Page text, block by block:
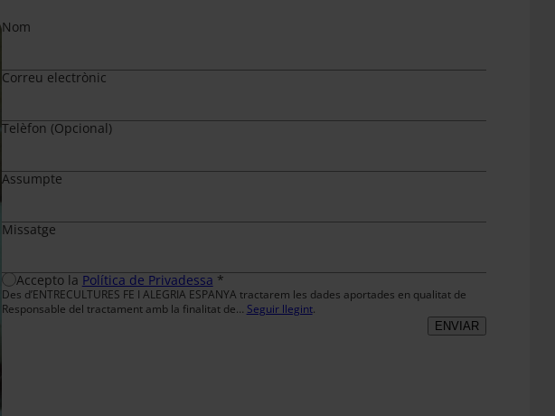
Nom
Correu electrònic
Telèfon (Opcional)
Assumpte
Missatge
Accepto la Política de Privadessa *
Des d’ENTRECULTURES FE I ALEGRIA ESPANYA tractarem les dades aportades en qualitat de
Responsable del tractament amb la finalitat de… Seguir llegint.
ENVIAR